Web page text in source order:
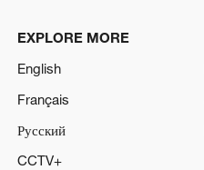
EXPLORE MORE
English
Français
Русский
CCTV+